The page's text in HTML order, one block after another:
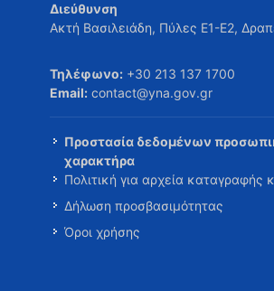
Διεύθυνση
Ακτή Βασιλειάδη, Πύλες Ε1-Ε2,
Τηλέφωνο: +30 213 137 1700
Email: contact@yna.gov.gr
Προστασία δεδομένων
χαρακτήρα
Πολιτική για αρχεία καταγραφής
Δήλωση προσβασιμότητας
Όροι χρήσης